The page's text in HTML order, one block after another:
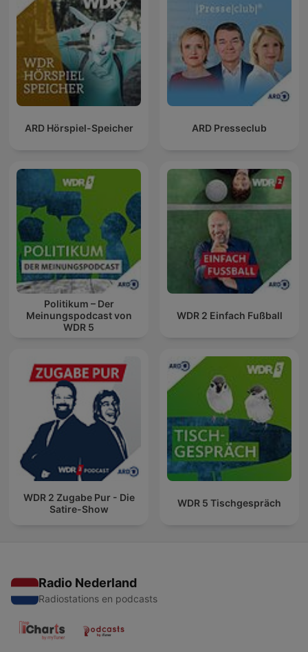
ARD Hörspiel-Speicher ARD Presseclub
Politikum – Der
Meinungspodcast von
WDR 5
WDR 2 Einfach Fußball
WDR 2 Zugabe Pur - Die
Satire-Show
WDR 5 Tischgespräch
Radio Nederland
Radiostations en podcasts